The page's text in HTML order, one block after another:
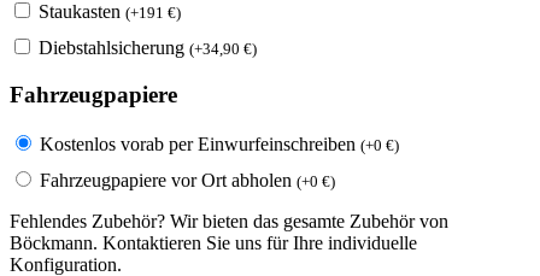
Staukasten (+191 €)
Diebstahlsicherung (+34,90 €)
Fahrzeugpapiere
Kostenlos vorab per Einwurfeinschreiben (+0 €)
Fahrzeugpapiere vor Ort abholen (+0 €)
Fehlendes Zubehör? Wir bieten das gesamte Zubehör von
Böckmann. Kontaktieren Sie uns für Ihre individuelle
Konfiguration.